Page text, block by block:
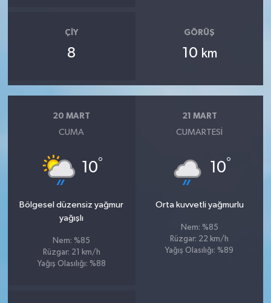
ÇIY
8
GÖRÜŞ
10 km
20 MART
CUMA
10°
Bölgesel düzensiz yağmur
yağışlı
Nem: %85
Rüzgar: 21 km/h
Yağış Olasılığı: %88
21 MART
CUMARTESI
10°
Orta kuvvetli yağmurlu
Nem: %85
Rüzgar: 22 km/h
Yağış Olasılığı: %89